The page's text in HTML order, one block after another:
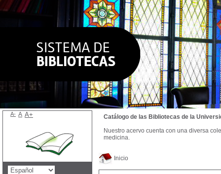
Inicio
Catálogo de las Bibliotecas de la
Nuestro acervo cuenta con una diversa
medicina.
A- A A+